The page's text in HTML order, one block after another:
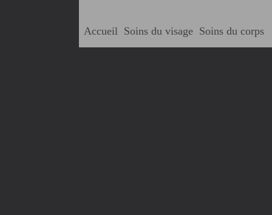
Accueil Soins du visage Soins du corps